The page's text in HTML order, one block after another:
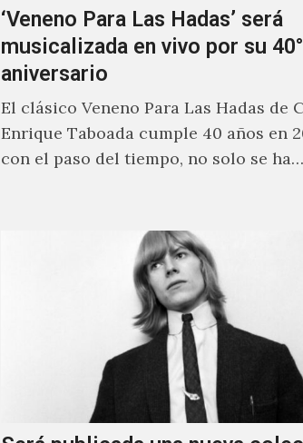
‘Veneno Para Las Hadas’ será
musicalizada en vivo por su 40°
aniversario
El clásico Veneno Para Las Hadas de
Enrique Taboada cumple 40 años en
con el paso del tiempo, no solo se ha…